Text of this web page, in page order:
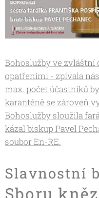
Bohoslužby ve zvláštní
opatřeními - zpívala
max. počet účastníků
karanténě se zároveň
Bohoslužby sloužila
kázal biskup Pavel
soubor En-RE.
Slavnostní
Sboru